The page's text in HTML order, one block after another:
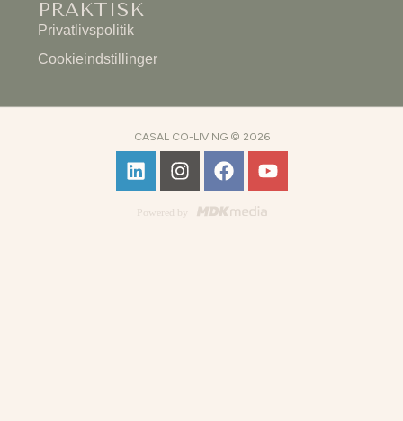
PRAKTISK
Privatlivspolitik
Cookieindstillinger
CASAL CO-LIVING © 2026